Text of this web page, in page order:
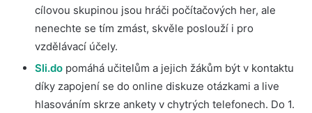
cílovou skupinou jsou hráči počítačových her, ale
nenechte se tím zmást, skvěle poslouží i pro
vzdělávací účely.
Sli.do pomáhá učitelům a jejich žákům být v kontaktu
díky zapojení se do online diskuze otázkami a live
hlasováním skrze ankety v chytrých telefonech. Do 1.